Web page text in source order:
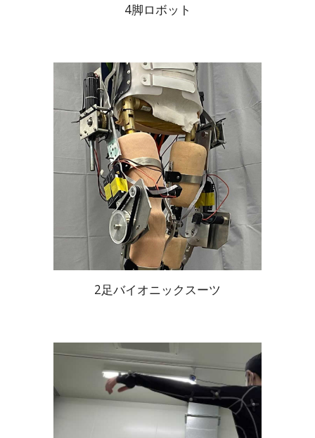
4脚ロボット
2足バイオニックスーツ